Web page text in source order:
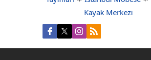
Kayak Merkezi